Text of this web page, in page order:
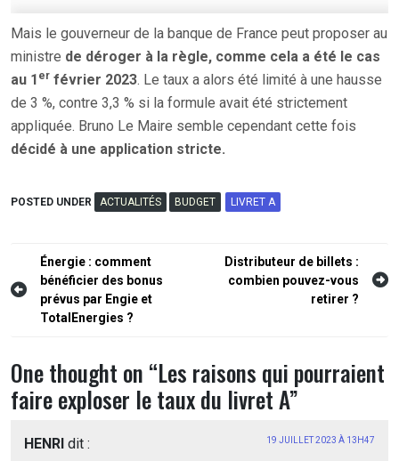
Mais le gouverneur de la banque de France peut proposer au
ministre de déroger à la règle, comme cela a été le cas
au 1 er février 2023. Le taux a alors été limité à une hausse
de 3 %, contre 3,3 % si la formule avait été strictement
appliquée. Bruno Le Maire semble cependant cette fois
décidé à une application stricte.
POSTED UNDER ACTUALITÉS BUDGET LIVRET A
Navigation
de
l’article
Énergie : comment
bénéficier des bonus
prévus par Engie et
TotalEnergies ?
Distributeur de billets :
combien pouvez-vous
retirer ?
One thought on “Les raisons qui pourraient
faire exploser le taux du livret A”
HENRI dit : 19 JUILLET 2023 À 13H47